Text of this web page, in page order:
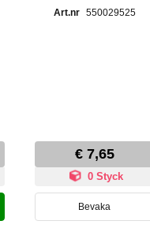
550029525
€ 7,65
0 Styck
Bevaka